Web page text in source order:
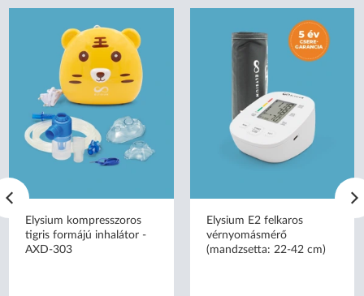
Elysium kompresszoros
tigris formájú inhalátor -
AXD-303
Elysium E2 felkaros
vérnyomásmérő
(mandzsetta: 22-42 cm)